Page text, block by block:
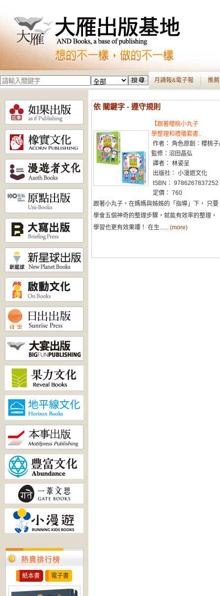
月讀報&電子報 推
熱賣排行榜
紙本書 電子書
依 關鍵字 - 遵守規則
【跟著櫻桃小丸子
學整理和禮儀套書..
作者： 角色原創：櫻桃子/
監修：沼田晶弘
譯者： 林姿呈
出版社： 小漫遊文化
ISBN： 9786267837252
定價： 760
跟著小丸子，在媽媽與姊姊的「指導」下， 只要
學會五個神奇的整理步驟，就能有效率的整理，
學習也更有效果嘍！ 在生...... (more)